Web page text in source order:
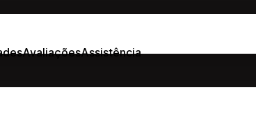
AvaliaçõesAssistência